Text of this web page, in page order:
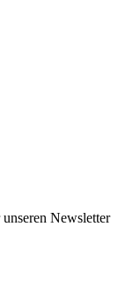
Newsletter